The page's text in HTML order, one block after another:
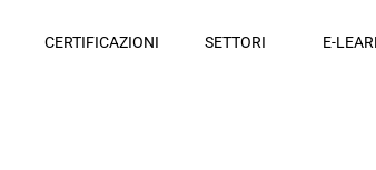
CERTIFICAZIONI SETTORI E-